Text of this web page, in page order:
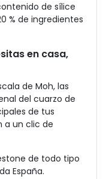
de sílice
% de ingredientes
en casa,
de Moh, las
del cuarzo de
de tus
a un clic de
de todo tipo
España.